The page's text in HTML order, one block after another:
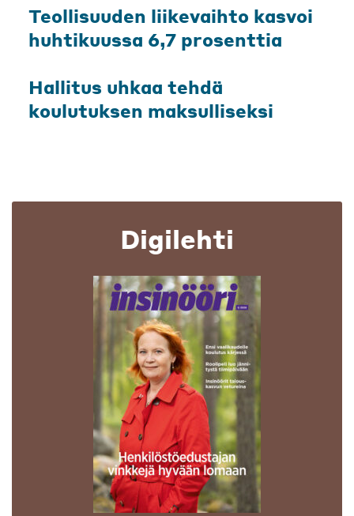
Teollisuuden liikevaihto kasvoi
huhtikuussa 6,7 prosenttia
Hallitus uhkaa tehdä
koulutuksen maksulliseksi
Digilehti